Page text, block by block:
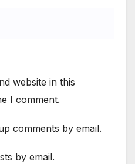
website in this
I comment.
comments by email.
by email.